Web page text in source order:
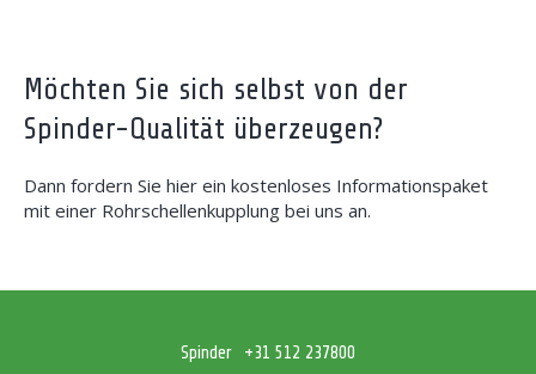
Möchten Sie sich selbst von der
Spinder-Qualität überzeugen?
Dann fordern Sie hier ein kostenloses Informationspaket
mit einer Rohrschellenkupplung bei uns an.
Spinder +31 512 237800